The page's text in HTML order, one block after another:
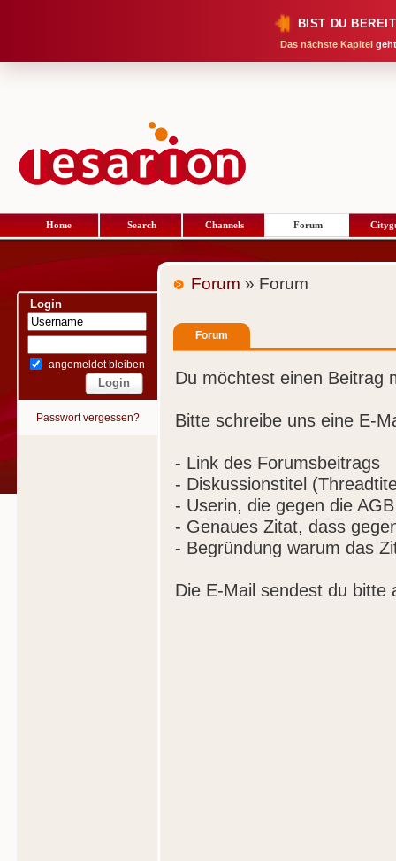
BIST DU
Das nächste Kapitel
Home Search Channels Forum
Login
angemeldet bleiben
Passwort vergessen?
Forum » Forum
Forum
Du möchtest einen Beitrag
Bitte schreibe uns eine E-
- Link des Forumsbeitrags
- Diskussionstitel
- Userin, die gegen die
- Genaues Zitat, dass
- Begründung warum das
Die E-Mail sendest du bitte